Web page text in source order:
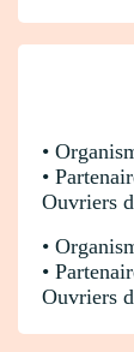
•
•
Ouvriers
•
•
Ouvriers